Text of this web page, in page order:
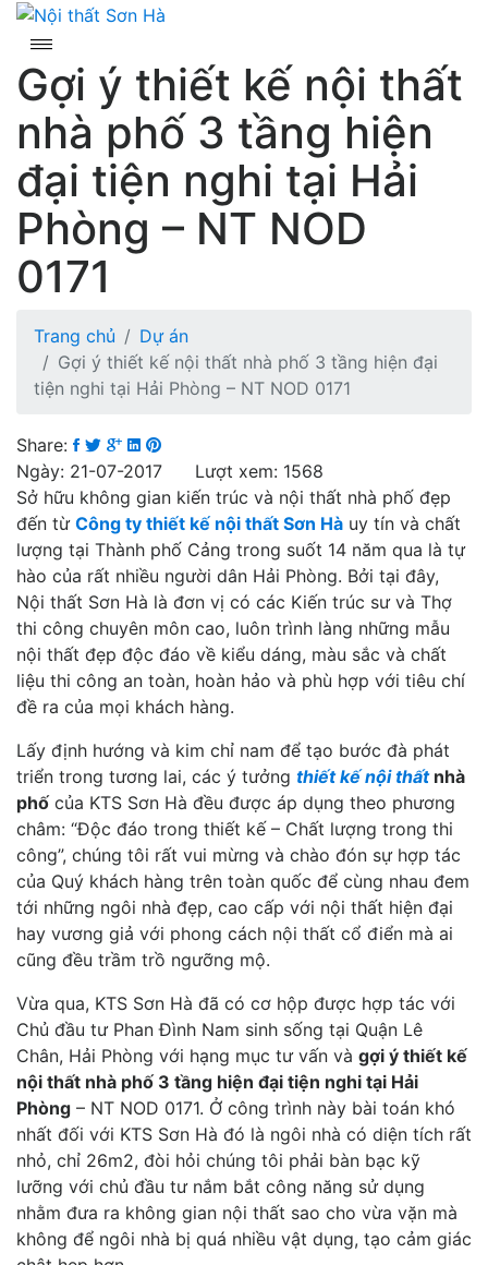
Skip
content
Gợi ý thiết kế nội thất
nhà phố 3 tầng hiện
đại tiện nghi tại Hải
Phòng – NT NOD
0171
Trang chủ
Dự án
Gợi ý thiết kế nội thất nhà phố 3 tầng hiện đại
tiện nghi tại Hải Phòng – NT NOD 0171
Share:
Ngày: 21-07-2017 Lượt xem: 1568
Sở hữu không gian kiến trúc và nội thất nhà phố đẹp
đến từ Công ty thiết kế nội thất Sơn Hà uy tín và chất
lượng tại Thành phố Cảng trong suốt 14 năm qua là tự
hào của rất nhiều người dân Hải Phòng. Bởi tại đây,
Nội thất Sơn Hà là đơn vị có các Kiến trúc sư và Thợ
thi công chuyên môn cao, luôn trình làng những mẫu
nội thất đẹp độc đáo về kiểu dáng, màu sắc và chất
liệu thi công an toàn, hoàn hảo và phù hợp với tiêu chí
đề ra của mọi khách hàng.
Lấy định hướng và kim chỉ nam để tạo bước đà phát
triển trong tương lai, các ý tưởng thiết kế nội thấtnhà
phốcủa KTS Sơn Hà đều được áp dụng theo phương
châm: “Độc đáo trong thiết kế – Chất lượng trong thi
công”, chúng tôi rất vui mừng và chào đón sự hợp tác
của Quý khách hàng trên toàn quốc để cùng nhau đem
tới những ngôi nhà đẹp, cao cấp với nội thất hiện đại
hay vương giả với phong cách nội thất cổ điển mà ai
cũng đều trầm trồ ngưỡng mộ.
Vừa qua, KTS Sơn Hà đã có cơ hộp được hợp tác với
Chủ đầu tư Phan Đình Nam sinh sống tại Quận Lê
Chân, Hải Phòng với hạng mục tư vấn và gợi ý thiết kế
nội thất nhà phố 3 tầng hiện đại tiện nghi tại Hải
Phòng – NT NOD 0171. Ở công trình này bài toán khó
nhất đối với KTS Sơn Hà đó là ngôi nhà có diện tích rất
nhỏ, chỉ 26m2, đòi hỏi chúng tôi phải bàn bạc kỹ
lưỡng với chủ đầu tư nắm bắt công năng sử dụng
nhằm đưa ra không gian nội thất sao cho vừa vặn mà
không để ngôi nhà bị quá nhiều vật dụng, tạo cảm giác